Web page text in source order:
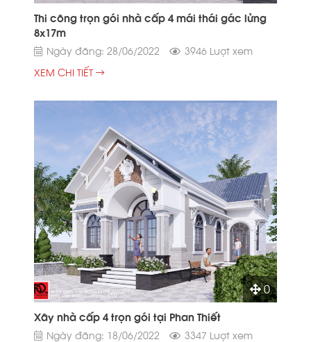
Thi công trọn gói nhà cấp 4 mái thái gác lửng
8x17m
Ngày đăng: 28/06/2022
3946 Lượt xem
XEM CHI TIẾT
0
Xây nhà cấp 4 trọn gói tại Phan Thiết
Ngày đăng: 18/06/2022
3347 Lượt xem